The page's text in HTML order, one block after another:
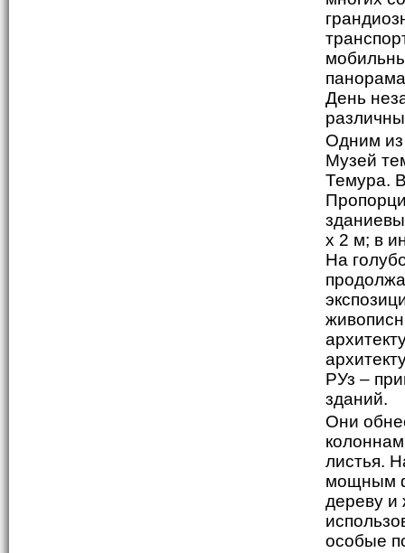
День
Одним из
Музей
Темура.
х 2 м; в
На
РУз –
зданий.
Они
листья.
мощным
дереву и
особые